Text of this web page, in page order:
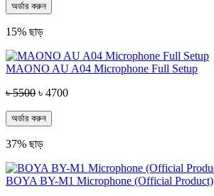
অর্ডার করুন
15% ছাড়
MAONO AU A04 Microphone Full Setup
৳ 5500 ৳ 4700
অর্ডার করুন
37% ছাড়
BOYA BY-M1 Microphone (Official Product)